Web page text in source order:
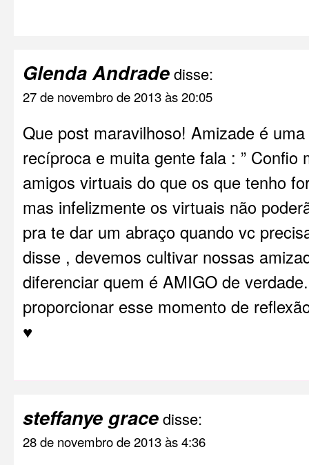
Glenda Andradedisse:
27 de novembro de 2013 às 20:05
Que post maravilhoso! Amizade é
recíproca e muita gente fala : ” Confio
amigos virtuais do que os que tenho
mas infelizmente os virtuais não
pra te dar um abraço quando vc
disse , devemos cultivar nossas
diferenciar quem é AMIGO de
proporcionar esse momento de
♥
steffanye gracedisse:
28 de novembro de 2013 às 4:36